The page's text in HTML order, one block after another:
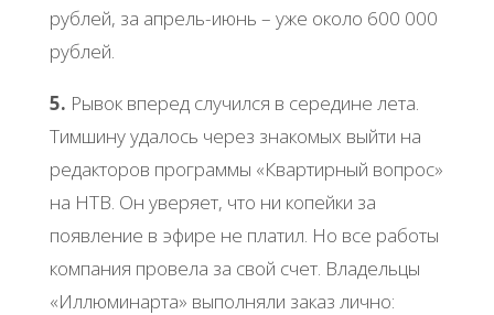
рублей, за апрель-июнь – уже около 600 000
рублей.
5. Рывок вперед случился в середине лета.
Тимшину удалось через знакомых выйти на
редакторов программы «Квартирный вопрос»
на НТВ. Он уверяет, что ни копейки за
появление в эфире не платил. Но все работы
компания провела за свой счет. Владельцы
«Иллюминарта» выполняли заказ лично: